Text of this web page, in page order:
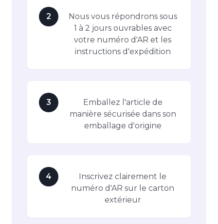
2
Nous vous répondrons sous
1 à 2 jours ouvrables avec
votre numéro d'AR et les
instructions d'expédition
3
Emballez l'article de
manière sécurisée dans son
emballage d'origine
4
Inscrivez clairement le
numéro d'AR sur le carton
extérieur